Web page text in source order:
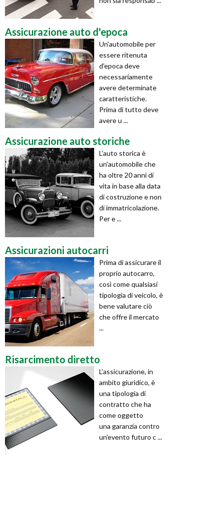
Assicurazione auto d'epoca
Un'automobile per
essere ritenuta
d'epoca deve
necessariamente
avere determinate
caratteristiche.
Prima di tutto deve
avere u ...
Assicurazione auto storiche
L’auto storica è
un'automobile che
ha oltre 20 anni di
vita in base alla data
di costruzione e non
di immatricolazione.
Per e ...
Assicurazioni autocarri
Prima di assicurare il
proprio autocarro,
così come qualsiasi
tipologia di veicolo, è
bene valutare ciò
che offre il mercato
...
Risarcimento diretto
L'assicurazione, in
ambito giuridico, è
una tipologia di
contratto che ha
come oggetto
una garanzia contro
un'evento futuro c ...